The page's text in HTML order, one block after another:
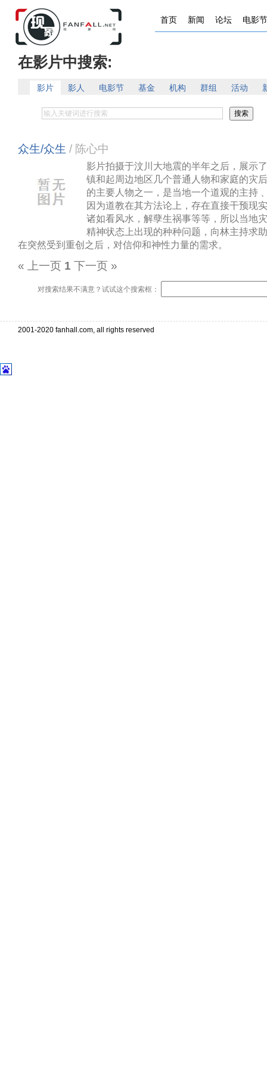
首页 新闻 论坛 电影节
在影片中搜索:
影片 影人 电影节 基金 机构 群组 活动
众生/众生 / 陈心中
影片拍摄于汶川大地震的半年之后，展示
镇和起周边地区几个普通人物和家庭的灾
的主要人物之一，是当地一个道观的主持
因为道教在其方法论上，存在直接干预现
诸如看风水，解孽生祸事等等，所以当地
精神状态上出现的种种问题，向林主持求
在突然受到重创之后，对信仰和神性力量的需求。
« 上一页 1 下一页 »
对搜索结果不满意？试试这个搜索框：
2001-2020 fanhall.com, all rights reserved